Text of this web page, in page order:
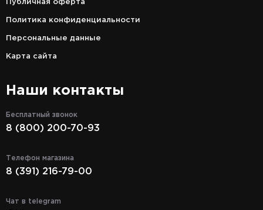
Публичная оферта
Политика конфиденциальности
Персональные данные
Карта сайта
Наши контакты
Бесплатный звонок
8 (800) 200-70-93
Телефон магазина
8 (391) 216-79-00
Чат в telegram